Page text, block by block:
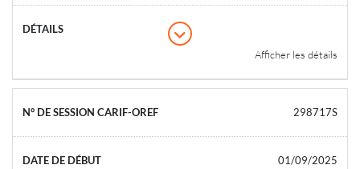
Afficher les détails
298717S
01/09/2025